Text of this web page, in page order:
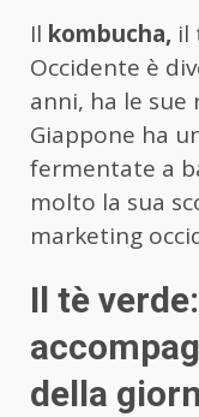
Il kombucha, il
Occidente è
anni, ha le sue
Giappone ha
fermentate a
molto la sua
marketing
Il tè
della